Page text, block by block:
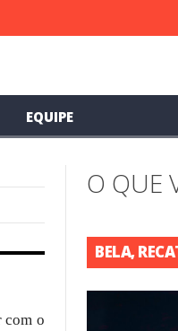
Rádio Cultura Brasil
EQUIPE
com o
O QUE
BELA,